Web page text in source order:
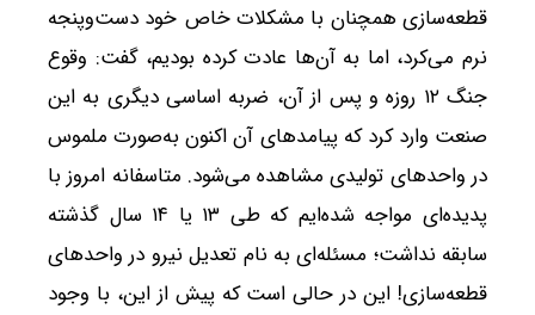
قطعه‌سازی همچنان با مشکلات خاص خود دست‌وپنجه
نرم می‌کرد، اما به آن‌ها عادت کرده بودیم، گفت: وقوع
جنگ ١٢ روزه و پس از آن، ضربه اساسی دیگری به این
صنعت وارد کرد که پیامدهای آن اکنون به‌صورت ملموس
در واحدهای تولیدی مشاهده می‌شود. متاسفانه امروز با
پدیده‌ای مواجه شده‌ایم که طی ۱۳ یا ۱۴ سال گذشته
سابقه نداشت؛ مسئله‌ای به نام تعدیل نیرو در واحدهای
قطعه‌سازی! این در حالی است که پیش از این، با وجود